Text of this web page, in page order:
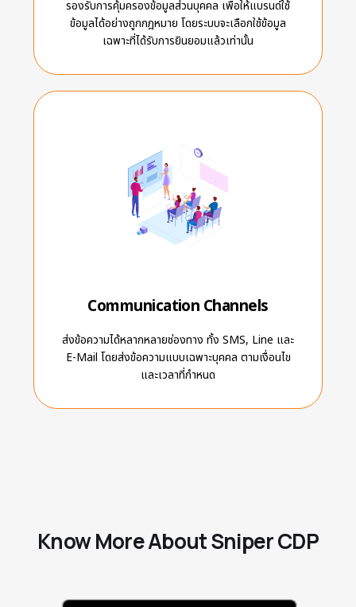
รองรับการคุ้มครองข้อมูลส่วนบุคคล เพื่อให้แบรนด์ใช้
ข้อมูลได้อย่างถูกกฎหมาย โดยระบบจะเลือกใช้ข้อมูล
เฉพาะที่ได้รับการยินยอมแล้วเท่านั้น
Communication Channels
ส่งข้อความได้หลากหลายช่องทาง ทั้ง SMS, Line และ
E-Mail โดยส่งข้อความแบบเฉพาะบุคคล ตามเงื่อนไข
และเวลาที่กำหนด
Know More About Sniper CDP